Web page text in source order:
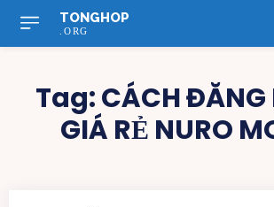
TONGHOP
.ORG
Tag:CÁCH ĐĂNG
GIÁ RẺ NURO